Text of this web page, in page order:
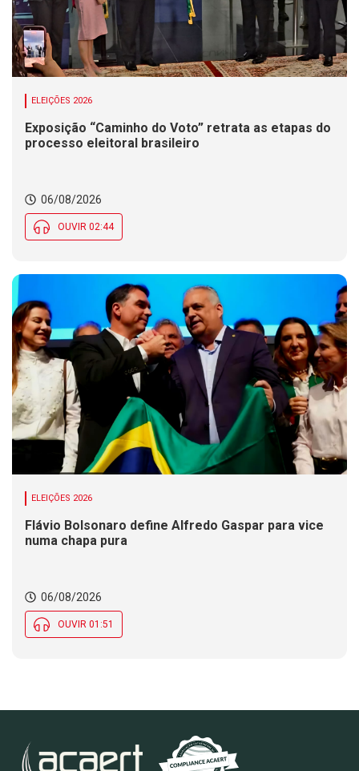
ELEIÇÕES 2026
Exposição “Caminho do Voto” retrata as etapas do
processo eleitoral brasileiro
06/08/2026
OUVIR 02:44
ELEIÇÕES 2026
Flávio Bolsonaro define Alfredo Gaspar para vice
numa chapa pura
06/08/2026
OUVIR 01:51